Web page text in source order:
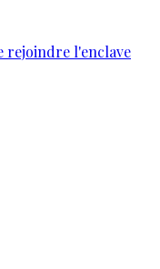
rejoindre l'enclave